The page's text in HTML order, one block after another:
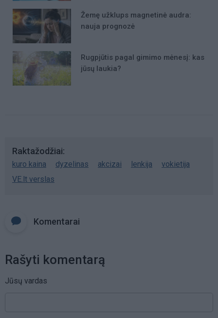
Žemę užklups magnetinė audra:
nauja prognozė
Rugpjūtis pagal gimimo mėnesį: kas
jūsų laukia?
Raktažodžiai
kuro kaina dyzelinas akcizai lenkija
vokietija
VE.lt verslas
Komentarai
Rašyti komentarą
Jūsų vardas